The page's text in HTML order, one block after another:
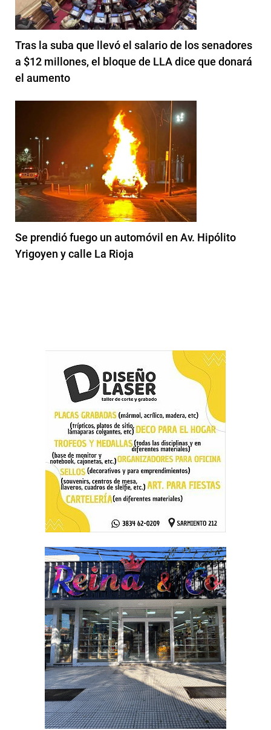
Tras la suba que llevó el salario de los senadores
a $12 millones, el bloque de LLA dice que donará
el aumento
Se prendió fuego un automóvil en Av. Hipólito
Yrigoyen y calle La Rioja